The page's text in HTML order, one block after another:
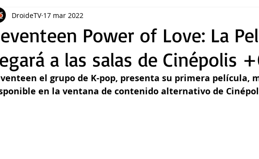
talento Relatos originales
Tecnología
Power of Love: La
a las salas de Cinépolis
DroideTV 17 mar 2022
el grupo de K-pop, presenta su primera película,
en la ventana de contenido alternativo de